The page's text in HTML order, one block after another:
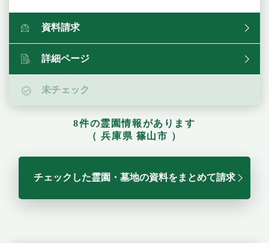
資料請求
詳細ページ
未チェック
8件の霊園情報があります
（ 兵庫県 篠山市 ）
チェックした霊園・墓地の資料をまとめて請求